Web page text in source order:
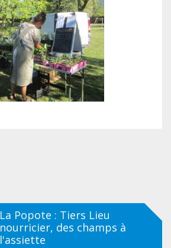
La Popote : Tiers Lieu
nourricier, des champs à
l'assiette